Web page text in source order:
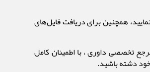
همچنین برای دریافت فایل‌های
تخصصی داوری ، با اطمینان کامل
دشته باشید.